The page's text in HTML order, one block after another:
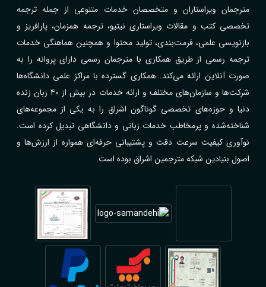
مترجمان ویراستاران و متخصصان خدمات متنوعی از جمله ترجمه
تخصصی کتب و مقالات ویراستاری نیتیو، ترجمه همزمان، پارافریز و
بازنویسی علمی، فرمت‌بندی، تولید محتوا و همچنین هماهنگی خدمات
ترجمه رسمی از طریق همکاری با مترجمان رسمی دارای پروانه را به
صورت آنلاین ارائه می‌کند. همکاری گسترده با مراکز علمی دانشگاه‌ها
شرکت‌ها و سازمان‌های مختلف و ارائه خدمات در بیش از ۴۰ زبان زنده
دنیا و حوزه‌های تخصصی گوناگون اشراق را به یکی از مجموعه‌های
شناخته‌شده و پرمخاطب خدمات زبانی و دانشگاهی تبدیل کرده است.
نوآوری کیفیت سرعت دقت و پشتیبانی حرفه‌ای همواره از ارزش‌ها و
اصول بنیادین شبکه مترجمین اشراق بوده است.